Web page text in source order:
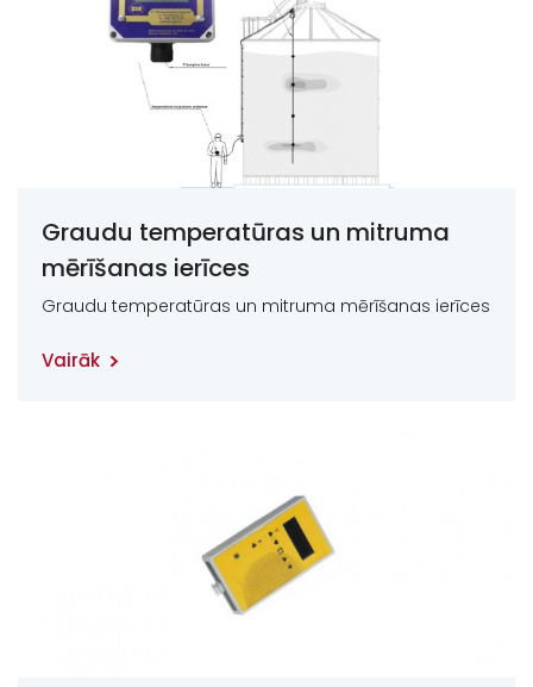
Graudu temperatūras un mitruma
mērīšanas ierīces
Graudu temperatūras un mitruma mērīšanas ierīces
Vairāk